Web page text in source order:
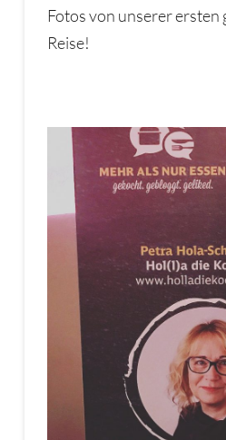
Fotos von unserer ersten
Reise!